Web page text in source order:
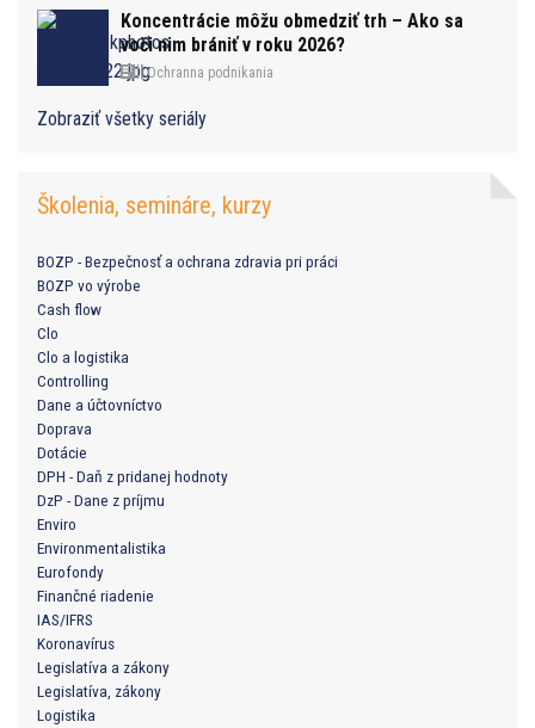
Koncentrácie môžu obmedziť trh – Ako sa
voči nim brániť v roku 2026?
Ochranna podnikania
Zobraziť všetky seriály
Školenia, semináre, kurzy
BOZP - Bezpečnosť a ochrana zdravia pri práci
BOZP vo výrobe
Cash flow
Clo
Clo a logistika
Controlling
Dane a účtovníctvo
Doprava
Dotácie
DPH - Daň z pridanej hodnoty
DzP - Dane z príjmu
Enviro
Environmentalistika
Eurofondy
Finančné riadenie
IAS/IFRS
Koronavírus
Legislatíva a zákony
Legislatíva, zákony
Logistika